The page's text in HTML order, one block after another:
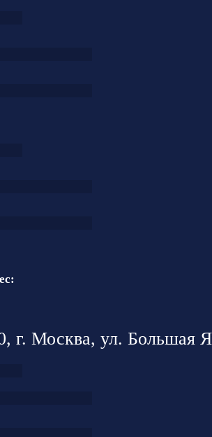
г. Москва, ул. Большая